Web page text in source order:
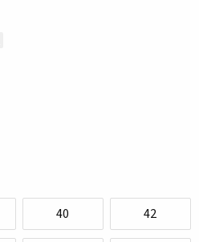
40 42